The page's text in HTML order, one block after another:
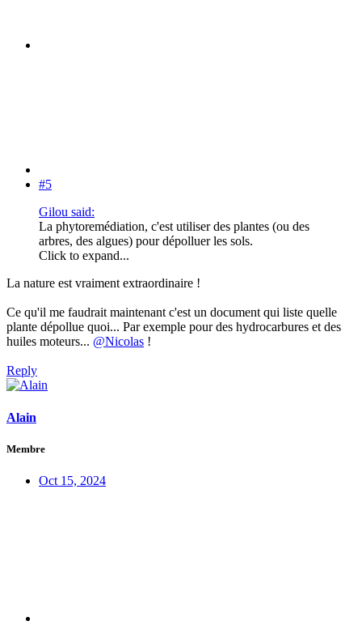
#5
Gilou said:
La phytoremédiation, c'est utiliser des plantes (ou des
arbres, des algues) pour dépolluer les sols.
Click to expand...
La nature est vraiment extraordinaire !
Ce qu'il me faudrait maintenant c'est un document qui liste quelle
plante dépollue quoi... Par exemple pour des hydrocarbures et des
huiles moteurs... @Nicolas !
Reply
Alain
Membre
Oct 15, 2024